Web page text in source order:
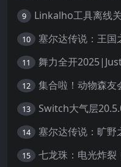
9 Linkalho工具离线
10
11 舞力全开
12
13 Switch大气层
14
15